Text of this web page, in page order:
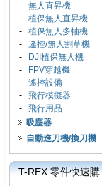
- 無人直昇機
- 植保無人直昇機
- 植保無人多軸機
- 遙控/無人割草機
-
DJI植保無人機
-
FPV穿越機
- 遙控設備
- 飛行模擬器
- 飛行用品
吸塵器
自動進刀機/換刀機
T-REX 零件快速購